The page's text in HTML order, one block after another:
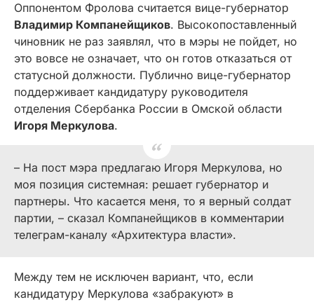
Оппонентом Фролова считается вице-губернатор
Владимир Компанейщиков. Высокопоставленный
чиновник не раз заявлял, что в мэры не пойдет, но
это вовсе не означает, что он готов отказаться от
статусной должности. Публично вице-губернатор
поддерживает кандидатуру руководителя
отделения Сбербанка России в Омской области
Игоря Меркулова.
– На пост мэра предлагаю Игоря Меркулова, но
моя позиция системная: решает губернатор и
партнеры. Что касается меня, то я верный солдат
партии, – сказал Компанейщиков в комментарии
телеграм-каналу «Архитектура власти».
Между тем не исключен вариант, что, если
кандидатуру Меркулова «забракуют» в